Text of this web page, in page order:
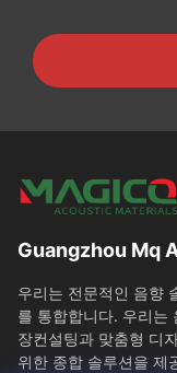
Guangzhou Mq
우리는 전문적인 음향
를 통합합니다. 우리는
장컨설팅과 맞춤형 디
위한 종합 솔루션을 제